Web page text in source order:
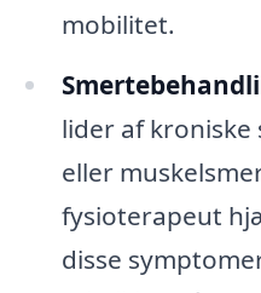
mobilitet.
lider af
eller
fysioterapeut
disse